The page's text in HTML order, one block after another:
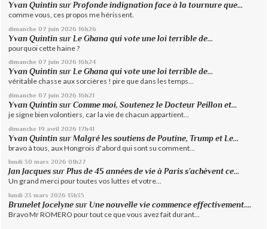
Yvan Quintin surProfonde indignation face à la tournure que...
comme vous, ces propos me hérissent.
dimanche 07 juin 2026 16h26
Yvan Quintin sur Le Ghana qui vote une loi terrible de...
pourquoi cette haine ?
dimanche 07 juin 2026 16h24
Yvan Quintin surLe Ghana qui vote une loi terrible de...
véritable chasse aux sorcières ! pire que dans les temps...
dimanche 07 juin 2026 16h21
Yvan Quintin surComme moi, Soutenez le Docteur Peillon et...
je signe bien volontiers, car la vie de chacun appartient...
dimanche 19 avril 2026 17h41
Yvan Quintin surMalgré les soutiens de Poutine, Trump et Le...
bravo à tous, aux Hongrois d'abord qui sont su comment...
lundi 30 mars 2026 01h27
Jan Jacques surPlus de 45 années de vie à Paris s’achèvent ce...
Un grand merci pour toutes vos luttes et votre...
lundi 23 mars 2026 13h35
Brunelet Jocelyne sur Une nouvelle vie commence effectivement....
Bravo Mr ROMERO pour tout ce que vous avez fait durant...